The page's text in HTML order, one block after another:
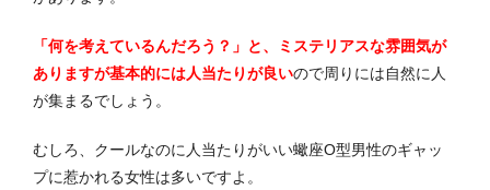
「何を考えているんだろう？」と、ミステリアスな雰囲気が
ありますが基本的には人当たりが良いので周りには自然に人
が集まるでしょう。
むしろ、クールなのに人当たりがいい蠍座O型男性のギャッ
プに惹かれる女性は多いですよ。